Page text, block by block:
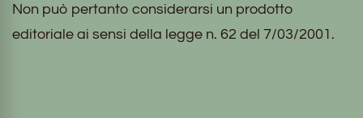
Non può pertanto considerarsi un prodotto
editoriale ai sensi della legge n. 62 del 7/03/2001.